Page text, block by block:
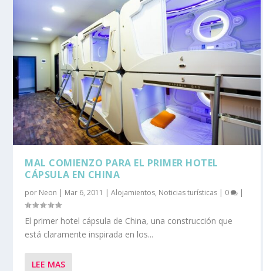
MAL COMIENZO PARA EL PRIMER HOTEL
CÁPSULA EN CHINA
por Neon | Mar 6, 2011 |Alojamientos, Noticias turísticas | 0 |
El primer hotel cápsula de China, una construcción que
está claramente inspirada en los...
LEE MAS